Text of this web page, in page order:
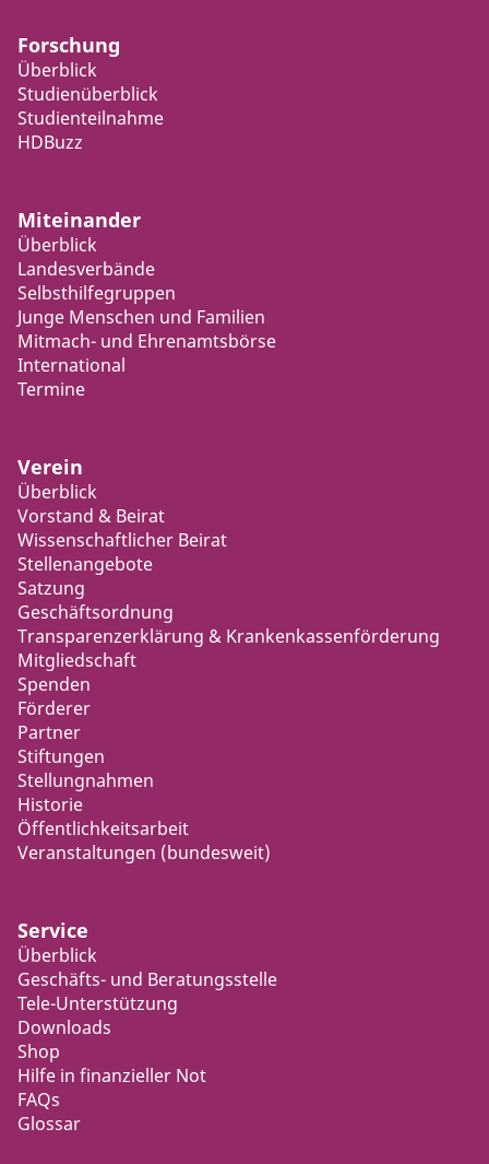
Forschung
Überblick
Studienüberblick
Studienteilnahme
HDBuzz
Miteinander
Überblick
Landesverbände
Selbsthilfegruppen
Junge Menschen und Familien
Mitmach- und Ehrenamtsbörse
International
Termine
Verein
Überblick
Vorstand & Beirat
Wissenschaftlicher Beirat
Stellenangebote
Satzung
Geschäftsordnung
Transparenzerklärung & Krankenkassenförderung
Mitgliedschaft
Spenden
Förderer
Partner
Stiftungen
Stellungnahmen
Historie
Öffentlichkeitsarbeit
Veranstaltungen (bundesweit)
Service
Überblick
Geschäfts- und Beratungsstelle
Tele-Unterstützung
Downloads
Shop
Hilfe in finanzieller Not
FAQs
Glossar